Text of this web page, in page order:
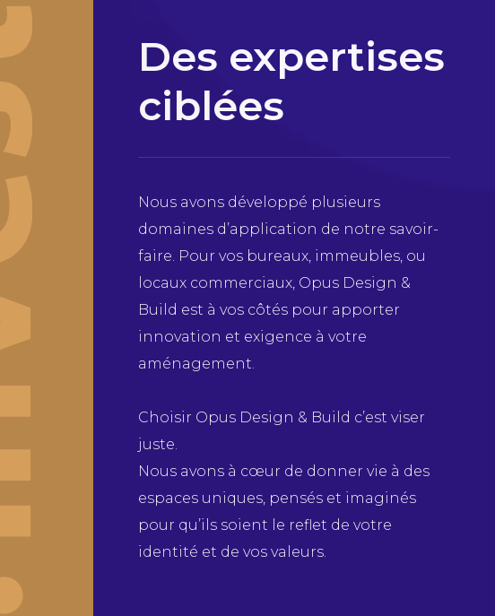
orienter ses actifs sur une
est primordial.
expérience et connaissance du
vous aiderons à réaliser les
qui rendront votre bien
Des expertises
ciblées
Nous avons développé plusieurs
domaines d’application de notre savoir-
faire. Pour vos bureaux, immeubles, ou
locaux commerciaux, Opus Design &
Build est à vos côtés pour apporter
innovation et exigence à votre
aménagement.
Choisir Opus Design & Build c’est viser
juste.
Nous avons à cœur de donner vie à des
espaces uniques, pensés et imaginés
pour qu’ils soient le reflet de votre
identité et de vos valeurs.